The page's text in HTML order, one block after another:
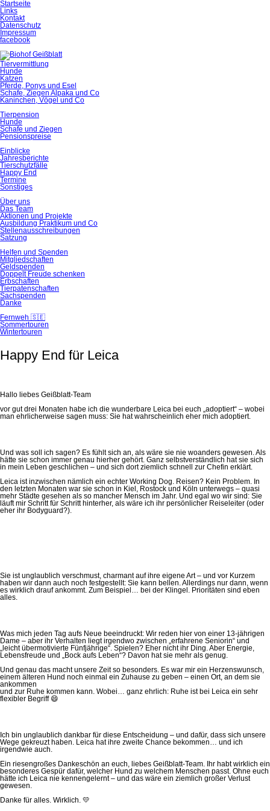
Startseite
Links
Kontakt
Datenschutz
Impressum
facebook
Tiervermittlung
Hunde
Katzen
Pferde, Ponys und Esel
Schafe, Ziegen Alpaka und Co
Kaninchen, Vögel und Co
Tierpension
Hunde
Schafe und Ziegen
Pensionspreise
Einblicke
Jahresberichte
Tierschutzfälle
Happy End
Termine
Sonstiges
Über uns
Das Team
Aktionen und Projekte
Ausbildung Praktikum und Co
Stellenausschreibungen
Satzung
Helfen und Spenden
Mitgliedschaften
Geldspenden
Doppelt Freude schenken
Erbschaften
Tierpatenschaften
Sachspenden
Danke
Fernweh 🇸🇪
Sommertouren
Wintertouren
Happy End für Leica
Hallo liebes Geißblatt-Team
vor gut drei Monaten habe ich die wunderbare Leica bei euch „adoptiert“ – wobei
man ehrlicherweise sagen muss: Sie hat wahrscheinlich eher mich adoptiert.
Und was soll ich sagen? Es fühlt sich an, als wäre sie nie woanders gewesen. Als
hätte sie schon immer genau hierher gehört. Ganz selbstverständlich hat sie sich
in mein Leben geschlichen – und sich dort ziemlich schnell zur Chefin erklärt.
Leica ist inzwischen nämlich ein echter Working Dog. Reisen? Kein Problem. In
den letzten Monaten war sie schon in Kiel, Rostock und Köln unterwegs – quasi
mehr Städte gesehen als so mancher Mensch im Jahr. Und egal wo wir sind: Sie
läuft mir Schritt für Schritt hinterher, als wäre ich ihr persönlicher Reiseleiter (oder
eher ihr Bodyguard?).
Sie ist unglaublich verschmust, charmant auf ihre eigene Art – und vor Kurzem
haben wir dann auch noch festgestellt: Sie kann bellen. Allerdings nur dann, wenn
es wirklich drauf ankommt. Zum Beispiel… bei der Klingel. Prioritäten sind eben
alles.
Was mich jeden Tag aufs Neue beeindruckt: Wir reden hier von einer 13-jährigen
Dame – aber ihr Verhalten liegt irgendwo zwischen „erfahrene Seniorin“ und
„leicht übermotivierte Fünfjährige“. Spielen? Eher nicht ihr Ding. Aber Energie,
Lebensfreude und „Bock aufs Leben“? Davon hat sie mehr als genug.
Und genau das macht unsere Zeit so besonders. Es war mir ein Herzenswunsch,
einem älteren Hund noch einmal ein Zuhause zu geben – einen Ort, an dem sie
ankommen
und zur Ruhe kommen kann. Wobei… ganz ehrlich: Ruhe ist bei Leica ein sehr
flexibler Begriff 😄
Ich bin unglaublich dankbar für diese Entscheidung – und dafür, dass sich unsere
Wege gekreuzt haben. Leica hat ihre zweite Chance bekommen… und ich
irgendwie auch.
Ein riesengroßes Dankeschön an euch, liebes Geißblatt-Team. Ihr habt wirklich ein
besonderes Gespür dafür, welcher Hund zu welchem Menschen passt. Ohne euch
hätte ich Leica nie kennengelernt – und das wäre ein ziemlich großer Verlust
gewesen.
Danke für alles. Wirklich. 💛